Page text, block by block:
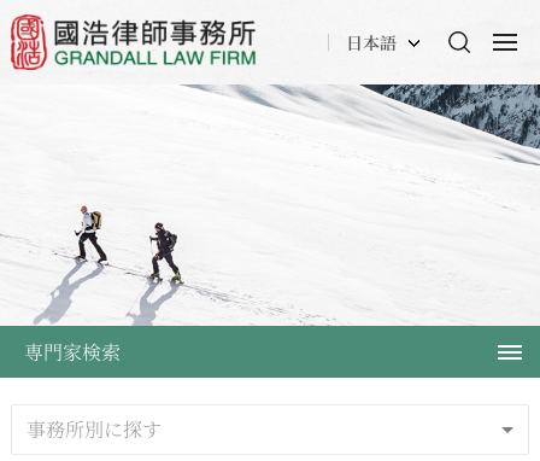
日本語
専門家検索
事務所別に探す